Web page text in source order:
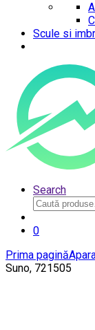
Scule si
Search
Caută
după:
0
Prima pagină
Suno, 721505